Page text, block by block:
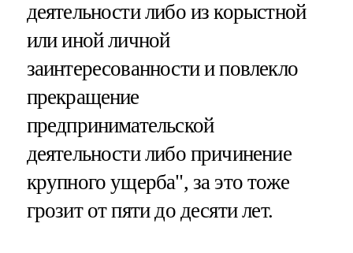
деятельности либо из корыстной
или иной личной
заинтересованности и повлекло
прекращение
предпринимательской
деятельности либо причинение
крупного ущерба", за это тоже
грозит от пяти до десяти лет.